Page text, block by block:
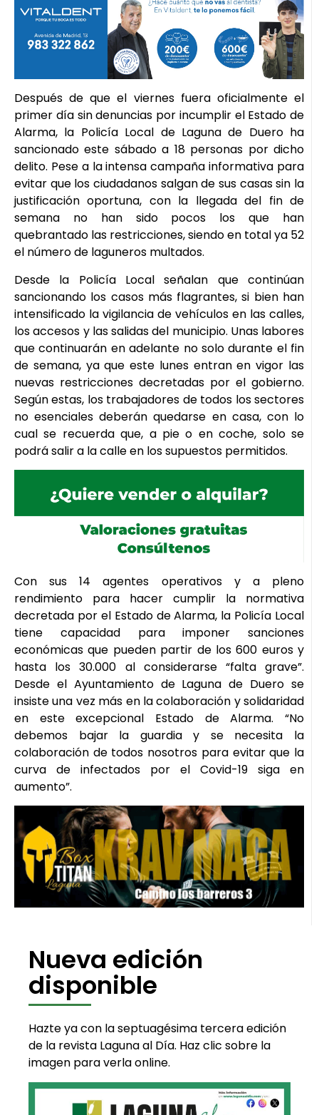
Después de que el viernes fuera oficialmente el
primer día sin denuncias por incumplir el Estado de
Alarma, la Policía Local de Laguna de Duero ha
sancionado este sábado a 18 personas por dicho
delito. Pese a la intensa campaña informativa para
evitar que los ciudadanos salgan de sus casas sin la
justificación oportuna, con la llegada del fin de
semana no han sido pocos los que han
quebrantado las restricciones, siendo en total ya 52
el número de laguneros multados.
Desde la Policía Local señalan que continúan
sancionando los casos más flagrantes, si bien han
intensificado la vigilancia de vehículos en las calles,
los accesos y las salidas del municipio. Unas labores
que continuarán en adelante no solo durante el fin
de semana, ya que este lunes entran en vigor las
nuevas restricciones decretadas por el gobierno.
Según estas, los trabajadores de todos los sectores
no esenciales deberán quedarse en casa, con lo
cual se recuerda que, a pie o en coche, solo se
podrá salir a la calle en los supuestos permitidos.
Con sus 14 agentes operativos y a pleno
rendimiento para hacer cumplir la normativa
decretada por el Estado de Alarma, la Policía Local
tiene capacidad para imponer sanciones
económicas que pueden partir de los 600 euros y
hasta los 30.000 al considerarse “falta grave”.
Desde el Ayuntamiento de Laguna de Duero se
insiste una vez más en la colaboración y solidaridad
en este excepcional Estado de Alarma. “No
debemos bajar la guardia y se necesita la
colaboración de todos nosotros para evitar que la
curva de infectados por el Covid-19 siga en
aumento”.
Nueva edición
disponible
Hazte ya con la septuagésima tercera edición
de la revista Laguna al Día. Haz clic sobre la
imagen para verla online.